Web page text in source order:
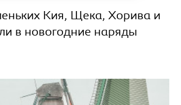
Кия, Щека, Хорива и
в новогодние наряды